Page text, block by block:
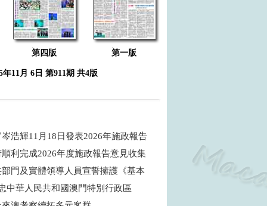
第四版 第一版
年11月 6日 第911期 共4版
浩輝11月18日發表2026年施政報告
利完成2026年度施政報告意見收集
門及實體領導人員宣誓擁護《基本
中華人民共和國澳門特別行政區